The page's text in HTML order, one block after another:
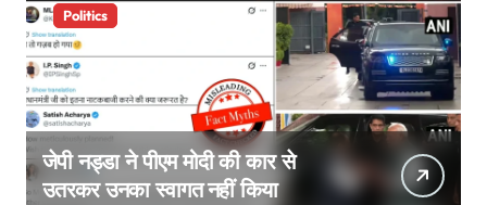
Politics
जेपी नड्डा ने पीएम मोदी की कार से
उतरकर उनका स्वागत नहीं किया